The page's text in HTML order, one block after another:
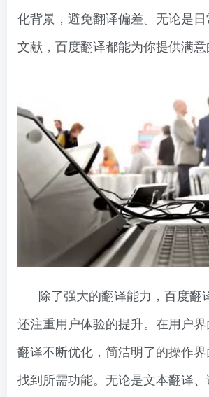
化背景，避免翻译偏差。无论是
文献，百度翻译都能为你提供满意
除了强大的翻译能力，百度翻
还注重用户体验的提升。在用户
翻译不断优化，简洁明了的操作
找到所需功能。无论是文本翻译